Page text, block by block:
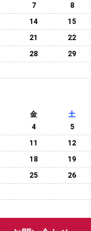
7
8
14
15
21
22
28
29
金
土
4
5
11
12
18
19
25
26